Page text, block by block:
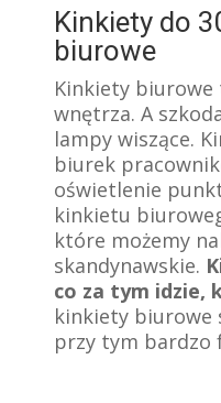
Kinkiety do
biurowe
Kinkiety
wnętrza. A
lampy wiszące.
biurek
oświetlenie
kinkietu
które możemy
skandynawskie.
co za tym idzie,
kinkiety biurowe
przy tym bardzo